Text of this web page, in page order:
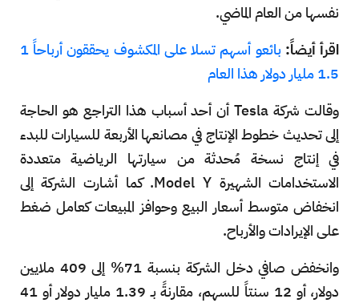
نفسها من العام الماضي.
اقرأ أيضاً:
بائعو أسهم تسلا على المكشوف يحققون أرباحاً 1
1.5 مليار دولار هذا العام
وقالت شركة Tesla أن أحد أسباب هذا التراجع هو الحاجة
إلى تحديث خطوط الإنتاج في مصانعها الأربعة للسيارات للبدء
في إنتاج نسخة مُحدثة من سيارتها الرياضية متعددة
الاستخدامات الشهيرة Model Y. كما أشارت الشركة إلى
انخفاض متوسط ​​أسعار البيع وحوافز المبيعات كعامل ضغط
على الإيرادات والأرباح.
وانخفض صافي دخل الشركة بنسبة 71% إلى 409 ملايين
دولار، أو 12 سنتاً للسهم، مقارنةً بـ 1.39 مليار دولار أو 41